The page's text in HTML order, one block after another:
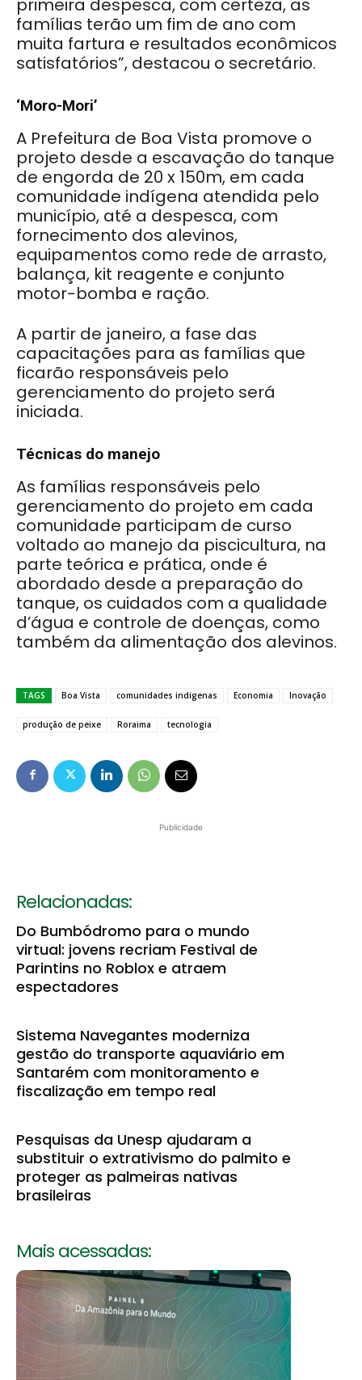
primeira despesca, com certeza, as
famílias terão um fim de ano com
muita fartura e resultados econômicos
satisfatórios”, destacou o secretário.
‘Moro-Mori’
A Prefeitura de Boa Vista promove o
projeto desde a escavação do tanque
de engorda de 20 x 150m, em cada
comunidade indígena atendida pelo
município, até a despesca, com
fornecimento dos alevinos,
equipamentos como rede de arrasto,
balança, kit reagente e conjunto
motor-bomba e ração.
A partir de janeiro, a fase das
capacitações para as famílias que
ficarão responsáveis pelo
gerenciamento do projeto será
iniciada.
Técnicas do manejo
As famílias responsáveis pelo
gerenciamento do projeto em cada
comunidade participam de curso
voltado ao manejo da piscicultura, na
parte teórica e prática, onde é
abordado desde a preparação do
tanque, os cuidados com a qualidade
d’água e controle de doenças, como
também da alimentação dos alevinos.
TAGS Boa Vista comunidades indigenas Economia Inovação
produção de peixe Roraima tecnologia
Publicidade
Relacionadas:
Do Bumbódromo para o mundo
virtual: jovens recriam Festival de
Parintins no Roblox e atraem
espectadores
Sistema Navegantes moderniza
gestão do transporte aquaviário em
Santarém com monitoramento e
fiscalização em tempo real
Pesquisas da Unesp ajudaram a
substituir o extrativismo do palmito e
proteger as palmeiras nativas
brasileiras
Mais acessadas: